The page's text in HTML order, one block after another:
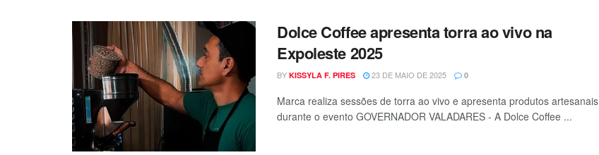
Dolce Coffee apresenta torra ao vivo na
Expoleste 2025
BY KISSYLA F. PIRES 23 DE MAIO DE 2025 0
Marca realiza sessões de torra ao vivo e apresenta produtos artesanais
durante o evento GOVERNADOR VALADARES - A Dolce Coffee ...